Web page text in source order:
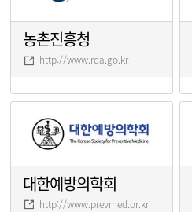
농촌진흥청
http://www.rda.go.kr
대한예방의학회
http://www.prevmed.or.kr